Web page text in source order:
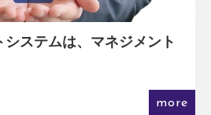
ステムは、マネジメント
more